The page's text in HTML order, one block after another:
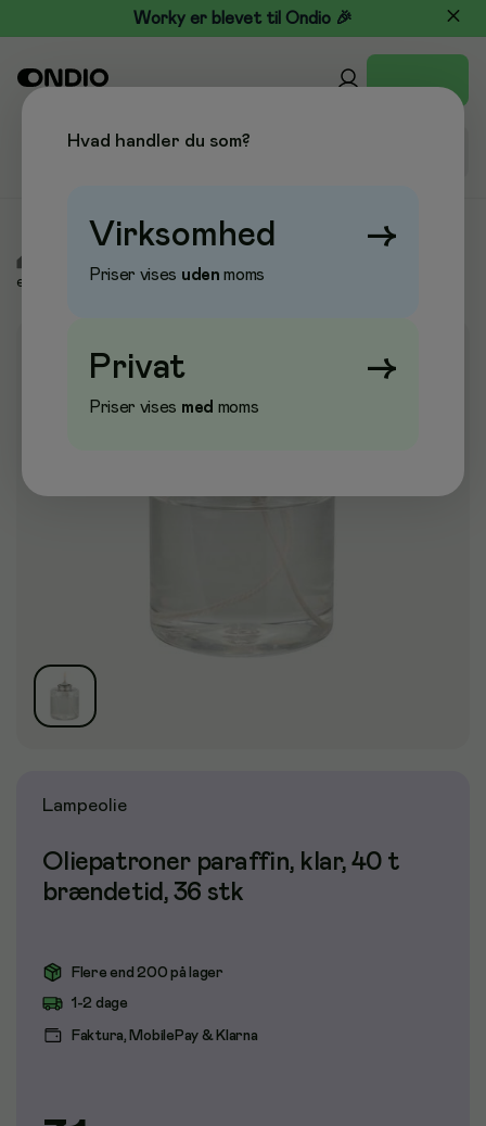
Worky er blevet til Ondio 🎉
engangsartikler
Lampeolie
Oliepatroner paraffin, klar, 40 t
brændetid, 36 stk
Flere end 200 på lager
1-2 dage
Faktura, MobilePay & Klarna
Hvad handler du som?
Virksomhed →
Priser vises uden moms
Privat →
Priser vises med moms